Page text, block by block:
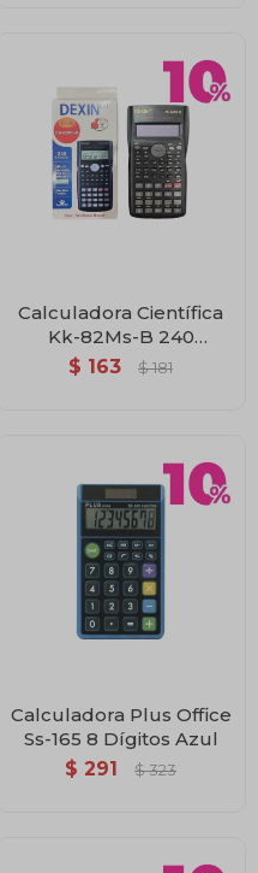
Calculadora Científica
Kk-82Ms-B 240
Funciones
$ 163 $ 181
Calculadora Plus Office
Ss-165 8 Dígitos Azul
$ 291 $ 323